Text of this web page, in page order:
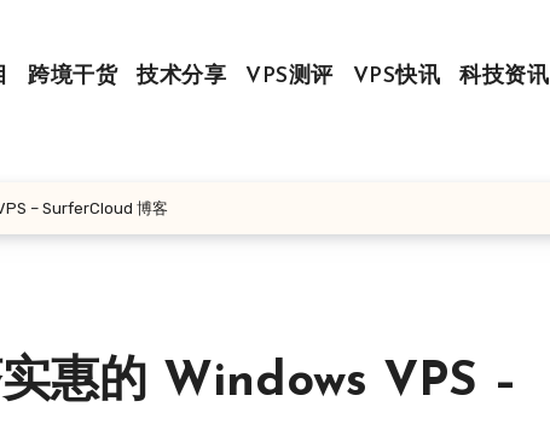
跨境干货 技术分享 VPS测评 VPS快讯 科技资讯
– SurferCloud 博客
惠的 Windows VPS –